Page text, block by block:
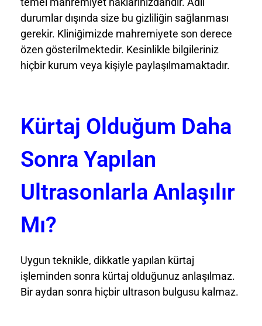
durumlar dışında size bu gizliliğin sağlanması
gerekir. Kliniğimizde mahremiyete son derece
özen gösterilmektedir. Kesinlikle bilgileriniz
hiçbir kurum veya kişiyle paylaşılmamaktadır.
Kürtaj Olduğum Daha
Sonra Yapılan
Ultrasonlarla Anlaşılır
Mı?
Uygun teknikle, dikkatle yapılan kürtaj
işleminden sonra kürtaj olduğunuz anlaşılmaz.
Bir aydan sonra hiçbir ultrason bulgusu kalmaz.